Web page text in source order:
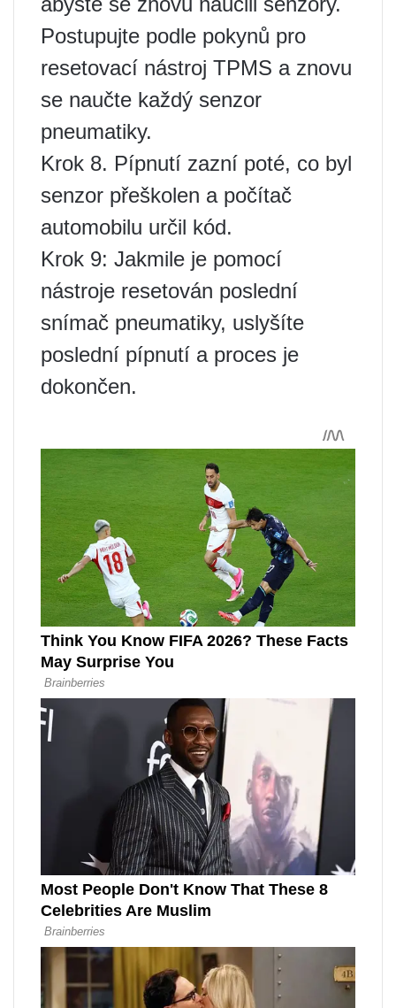
Postupujte podle pokynů pro
resetovací nástroj TPMS a znovu
se naučte každý senzor
pneumatiky.
Krok 8. Pípnutí zazní poté, co byl
senzor přeškolen a počítač
automobilu určil kód.
Krok 9: Jakmile je pomocí
nástroje resetován poslední
snímač pneumatiky, uslyšíte
poslední pípnutí a proces je
dokončen.